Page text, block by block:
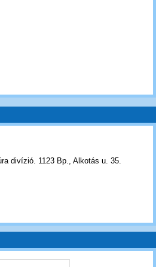
divízió. 1123 Bp., Alkotás u. 35.